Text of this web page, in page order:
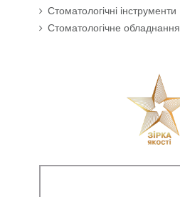
Стоматологічні інструменти
Стоматологічне обладнання